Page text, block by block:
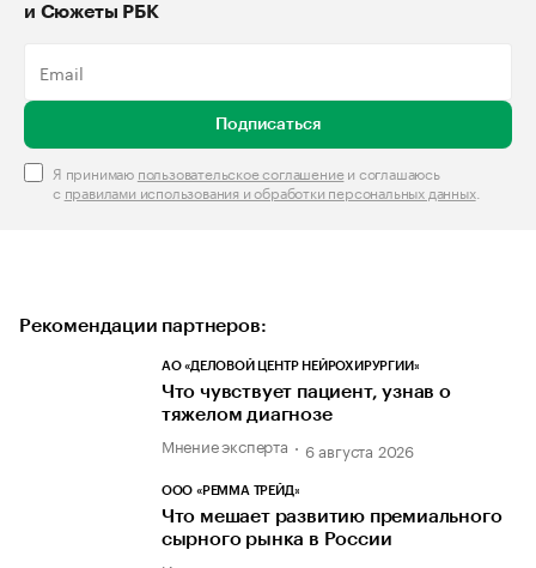
и Сюжеты РБК
Подписаться
Я принимаю пользовательское соглашениеи соглашаюсь
с правилами использования и обработки персональных данных.
Рекомендации партнеров:
АО «ДЕЛОВОЙ ЦЕНТР НЕЙРОХИРУРГИИ»
Что чувствует пациент, узнав о
тяжелом диагнозе
Мнение эксперта 6 августа 2026
ООО «РЕММА ТРЕЙД»
Что мешает развитию премиального
сырного рынка в России